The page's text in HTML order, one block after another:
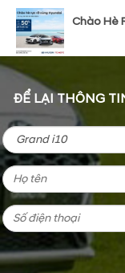
Chào Hè
ĐỂ LẠI THÔNG